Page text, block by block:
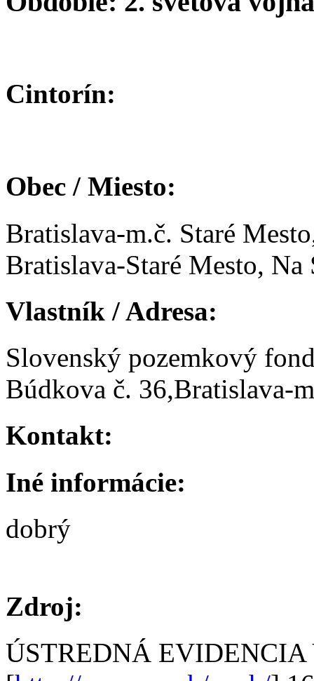
Cintorín:
Obec / Miesto:
Bratislava-m.č. Staré
Bratislava-Staré Mesto,
Vlastník / Adresa:
Slovenský pozemkový
Búdkova č. 36,Bratislava-
Kontakt:
Iné informácie:
dobrý
Zdroj:
ÚSTREDNÁ